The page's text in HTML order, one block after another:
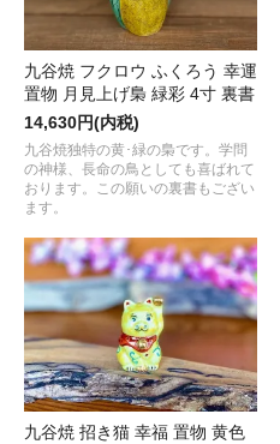
九谷焼 フクロウ ふくろう 幸運
置物 月見上げ梟 緑彩 4寸 裏書
14,630円(内税)
九谷焼独特の黄･緑の梟です。学問
の神様、長命の鳥としても喜ばれて
おります。この願いの裏書もござい
ます。
九谷焼 招き猫 幸福 置物 黄色